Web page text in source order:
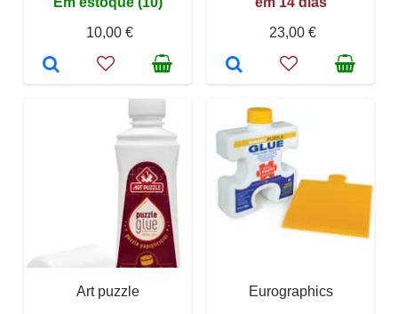
10,00 €
23,00 €
Art puzzle Eurographics